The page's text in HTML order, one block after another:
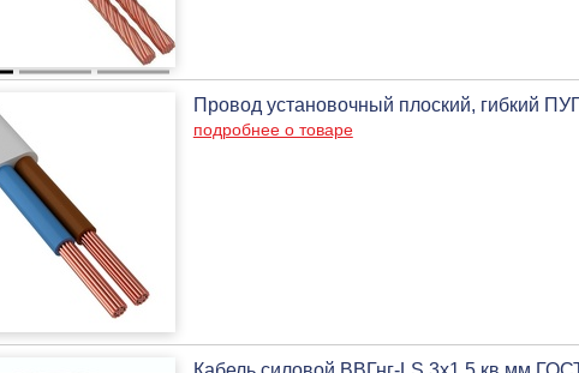
Провод установочный плоский, гибкий
подробнее о товаре